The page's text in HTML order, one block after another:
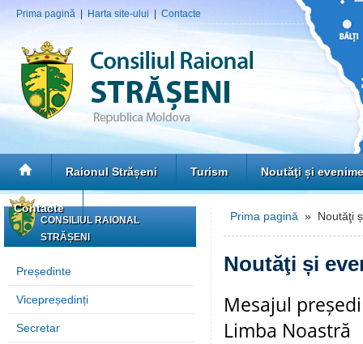
Prima pagină Harta site-ului Contacte
Raionul Strășeni Turism Noutăţi și
Contacte
CONSILIUL RAIONAL
STRĂȘENI
Președinte
Vicepreședinți
Secretar
Prima pagină » Noutăţi
Noutăţi și
Mesajul
Limba Noastră